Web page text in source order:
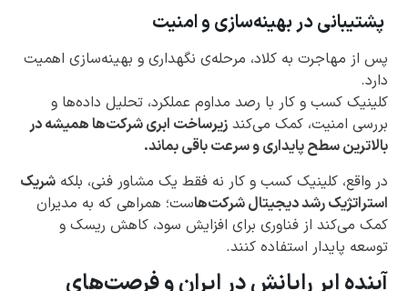
پشتیبانی در بهینه‌سازی و امنیت
پس از مهاجرت به کلاد، مرحله‌ی نگهداری و بهینه‌سازی اهمیت
دارد.
کلینیک کسب و کار با رصد مداوم عملکرد، تحلیل داده‌ها و
بررسی امنیت، کمک می‌کند زیرساخت ابری شرکت‌ها همیشه در
بالاترین سطح پایداری و سرعت باقی بماند.
در واقع، کلینیک کسب و کار نه فقط یک مشاور فنی، بلکه شریک
استراتژیک رشد دیجیتال شرکت‌هاست؛ همراهی که به مدیران
کمک می‌کند از فناوری برای افزایش سود، کاهش ریسک و
توسعه پایدار استفاده کنند.
آینده ابر رایانش در ایران و فرصت‌های